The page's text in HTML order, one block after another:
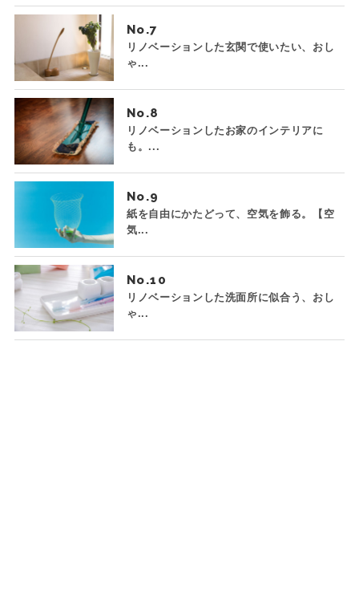
No.
リノベーションした玄関で使いたい、おし
ゃ...
No.
リノベーションしたお家のインテリアに
も。...
No.
紙を自由にかたどって、空気を飾る。【空
気...
No.
リノベーションした洗面所に似合う、おし
ゃ...